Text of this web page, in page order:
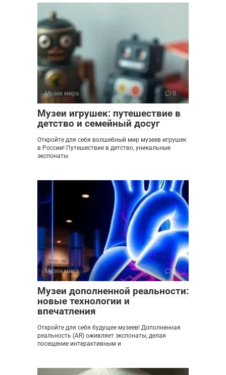
Музеи мира 0
Музеи игрушек: путешествие в
детство и семейный досуг
Откройте для себя волшебный мир музеев игрушек
в России! Путешествие в детство, уникальные
экспонаты
Музеи мира 0
Музеи дополненной реальности:
новые технологии и
впечатления
Откройте для себя будущее музеев! Дополненная
реальность (AR) оживляет экспонаты, делая
посещение интерактивным и